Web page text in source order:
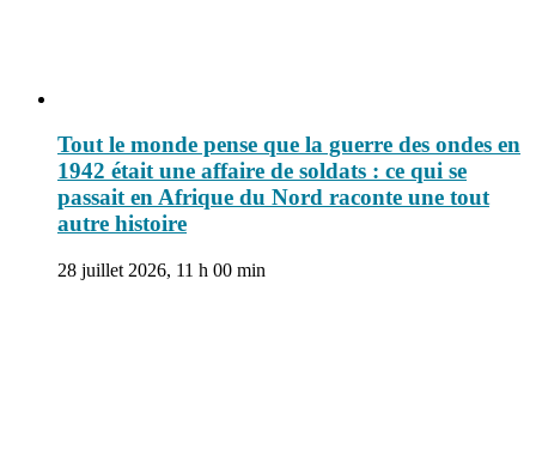
Tout le monde pense que la guerre des ondes en
1942 était une affaire de soldats : ce qui se
passait en Afrique du Nord raconte une tout
autre histoire
28 juillet 2026, 11 h 00 min